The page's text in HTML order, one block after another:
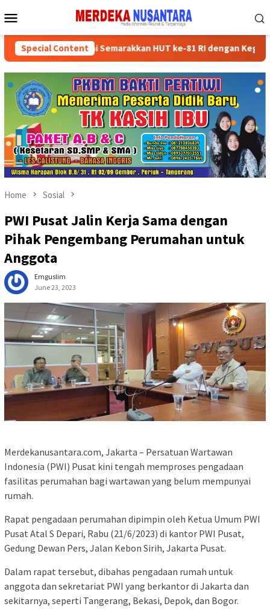
to
Menu
Special Content
Kader Partai Semarakkan HUT ke-81 RI dengan Kegiatan
Home Sosial
PWI Pusat Jalin Kerja Sama dengan
Pihak Pengembang Perumahan untuk
Anggota
Emguslim
June 23, 2023
Merdekanusantara.com, Jakarta – Persatuan Wartawan
Indonesia (PWI) Pusat kini tengah memproses pengadaan
fasilitas perumahan bagi wartawan yang belum mempunyai
rumah.
Rapat pengadaan perumahan dipimpin oleh Ketua Umum PWI
Pusat Atal S Depari, Rabu (21/6/2023) di kantor PWI Pusat,
Gedung Dewan Pers, Jalan Kebon Sirih, Jakarta Pusat.
Dalam rapat tersebut, dibahas pengadaan rumah untuk
anggota dan sekretariat PWI yang berkantor di Jakarta dan
sekitarnya, seperti Tangerang, Bekasi, Depok, dan Bogor.